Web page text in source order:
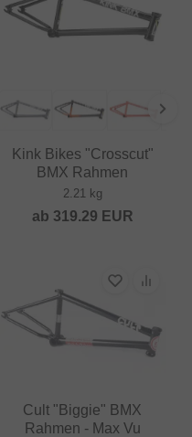
Kink Bikes "Crosscut"
BMX Rahmen
2.21 kg
ab 319.29 EUR
Cult "Biggie" BMX
Rahmen - Max Vu